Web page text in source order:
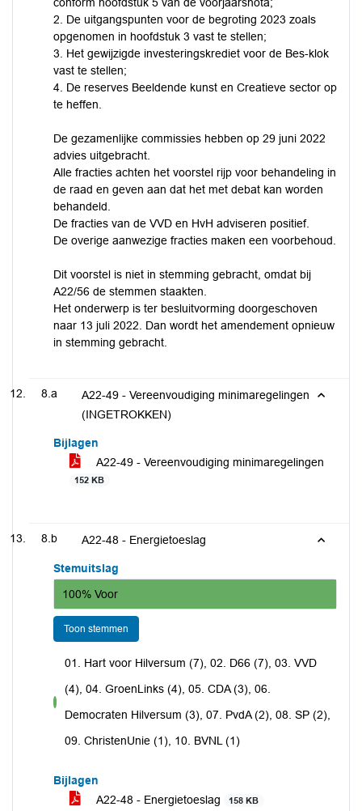
2. De uitgangspunten voor de begroting 2023 zoals
opgenomen in hoofdstuk 3 vast te stellen;
3. Het gewijzigde investeringskrediet voor de Bes-klok
vast te stellen;
4. De reserves Beeldende kunst en Creatieve sector op
te heffen.
De gezamenlijke commissies hebben op 29 juni 2022
advies uitgebracht.
Alle fracties achten het voorstel rijp voor behandeling in
de raad en geven aan dat het met debat kan worden
behandeld.
De fracties van de VVD en HvH adviseren positief.
De overige aanwezige fracties maken een voorbehoud.
Dit voorstel is niet in stemming gebracht, omdat bij
A22/56 de stemmen staakten.
Het onderwerp is ter besluitvorming doorgeschoven
naar 13 juli 2022. Dan wordt het amendement opnieuw
in stemming gebracht.
8.a
A22-49 - Vereenvoudiging minimaregelingen
(INGETROKKEN)
Bijlagen
A22-49 - Vereenvoudiging minimaregelingen
152 KB
8.b A22-48 - Energietoeslag
Stemuitslag
100% Voor
Toon stemmen
voor
01. Hart voor Hilversum (7), 02. D66 (7), 03. VVD
(4), 04. GroenLinks (4), 05. CDA (3), 06.
Democraten Hilversum (3), 07. PvdA (2), 08. SP (2),
09. ChristenUnie (1), 10. BVNL (1)
Bijlagen
A22-48 - Energietoeslag
158 KB